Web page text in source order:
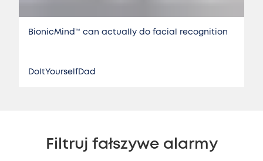
BionicMind™️ can actually do facial recognition
DoItYourselfDad
Filtruj fałszywe alarmy